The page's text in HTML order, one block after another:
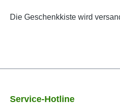
Die Geschenkkiste wird
Service-Hotline